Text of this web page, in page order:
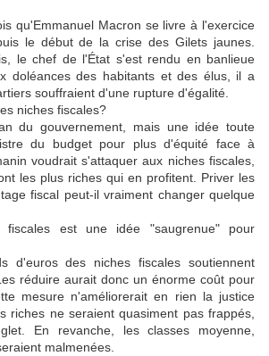
qu'Emmanuel Macron se livre à l'exercice
le début de la crise des Gilets jaunes.
le chef de l'État s'est rendu en banlieue
doléances des habitants et des élus, il a
souffraient d'une rupture d'égalité.
niches fiscales?
du gouvernement, mais une idée toute
du budget pour plus d'équité face à
voudrait s'attaquer aux niches fiscales,
les plus riches qui en profitent. Priver les
fiscal peut-il vraiment changer quelque
fiscales est une idée "saugrenue" pour
d'euros des niches fiscales soutiennent
réduire aurait donc un énorme coût pour
mesure n'améliorerait en rien la justice
riches ne seraient quasiment pas frappés,
En revanche, les classes moyenne,
malmenées.